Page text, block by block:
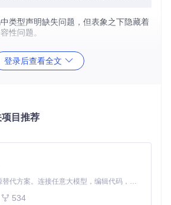
类型声明缺失问题，但表象之下隐藏着
性问题。
make kernelsu 2>&1 | grep -A 10
非GKI支持的相关提交
内核模块机制
宏的作用机制
模块依赖的命名空间。其工作原理如
登录后查看全文
目推荐
Claude Code 的开源替代方案。连接任意大模型，编辑代码，运行命令，自动验证 — 全自动执行。用 Rust 构建，极致性能。 ｜ An open-source alternative to Claude Code. Connect any LLM, edit code, run commands, and verify changes — autonomously. Built in Rust for speed. Get Started
534